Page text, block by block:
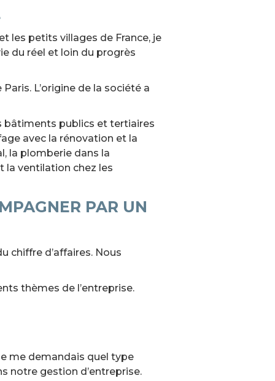
les petits villages de France, je
du réel et loin du progrès
L’origine de la société a
bâtiments publics et tertiaires
avec la rénovation et la
la plomberie dans la
la ventilation chez les
PAR UN
chiffre d’affaires. Nous
thèmes de l’entreprise.
me demandais quel type
notre gestion d’entreprise.